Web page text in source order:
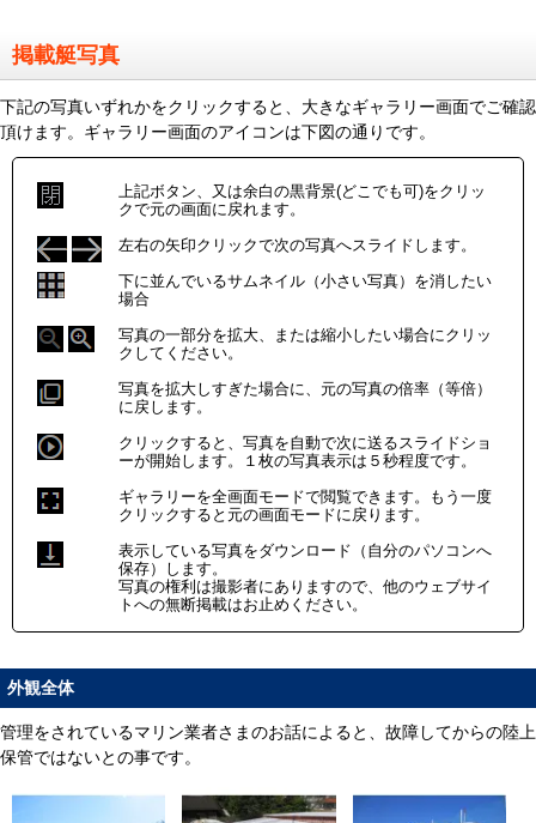
掲載艇写真
下記の写真いずれかをクリックすると、大きなギャラリー画面でご確認
頂けます。ギャラリー画面のアイコンは下図の通りです。
上記ボタン、又は余白の黒背景(どこでも可)をクリッ
クで元の画面に戻れます。
左右の矢印クリックで次の写真へスライドします。
下に並んでいるサムネイル（小さい写真）を消したい
場合
写真の一部分を拡大、または縮小したい場合にクリッ
クしてください。
写真を拡大しすぎた場合に、元の写真の倍率（等倍）
に戻します。
クリックすると、写真を自動で次に送るスライドショ
ーが開始します。１枚の写真表示は５秒程度です。
ギャラリーを全画面モードで閲覧できます。もう一度
クリックすると元の画面モードに戻ります。
表示している写真をダウンロード（自分のパソコンへ
保存）します。
写真の権利は撮影者にありますので、他のウェブサイ
トへの無断掲載はお止めください。
外観全体
管理をされているマリン業者さまのお話によると、故障してからの陸上
保管ではないとの事です。